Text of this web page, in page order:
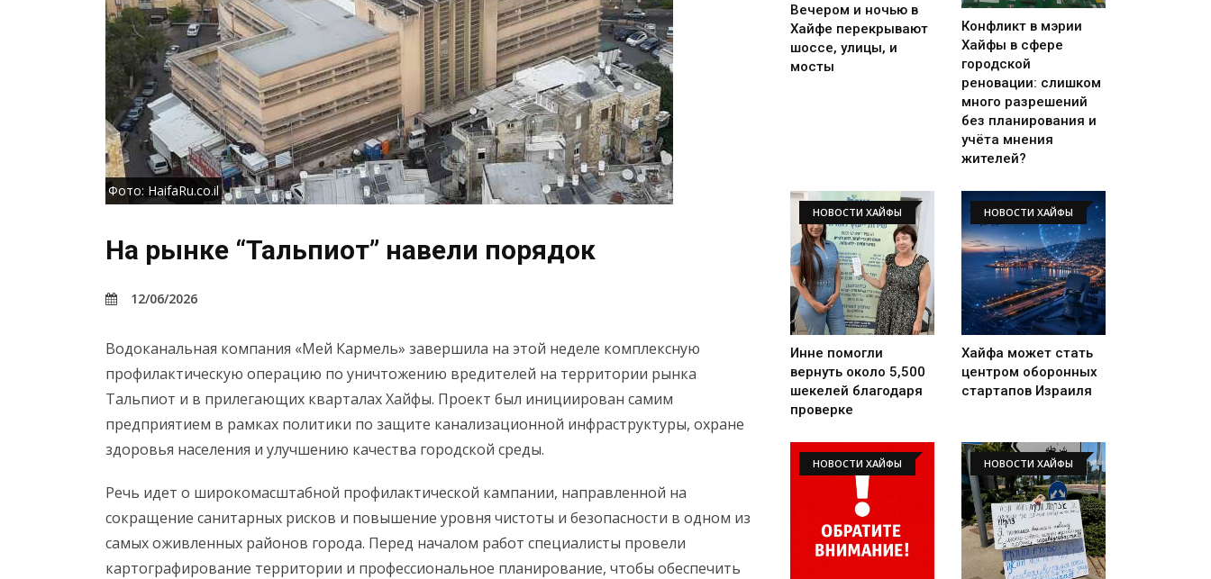
Фото: HaifaRu.co.il
На рынке “Тальпиот” навели порядок
12/06/2026
Водоканальная компания «Мей Кармель» завершила на этой неделе комплексную
профилактическую операцию по уничтожению вредителей на территории рынка
Тальпиот и в прилегающих кварталах Хайфы. Проект был инициирован самим
предприятием в рамках политики по защите канализационной инфраструктуры, охране
здоровья населения и улучшению качества городской среды.
Речь идет о широкомасштабной профилактической кампании, направленной на
сокращение санитарных рисков и повышение уровня чистоты и безопасности в одном из
самых оживленных районов города. Перед началом работ специалисты провели
картографирование территории и профессиональное планирование, чтобы обеспечить
Вечером и ночью в
Хайфе перекрывают
шоссе, улицы, и
мосты
Конфликт в мэрии
Хайфы в сфере
городской
реновации: слишком
много разрешений
без планирования и
учёта мнения
жителей?
НОВОСТИ ХАЙФЫ
Инне помогли
вернуть около 5,500
шекелей благодаря
проверке
НОВОСТИ ХАЙФЫ
Хайфа может стать
центром оборонных
стартапов Израиля
НОВОСТИ ХАЙФЫ НОВОСТИ ХАЙФЫ